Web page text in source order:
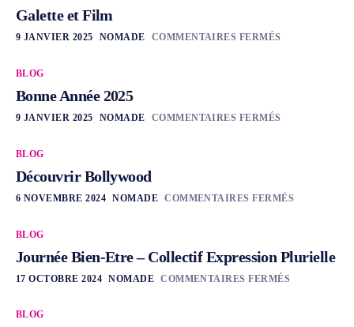
Galette et Film
9 JANVIER 2025 NOMADE COMMENTAIRES FERMÉS
BLOG
Bonne Année 2025
9 JANVIER 2025 NOMADE COMMENTAIRES FERMÉS
BLOG
Découvrir Bollywood
6 NOVEMBRE 2024 NOMADE COMMENTAIRES FERMÉS
BLOG
Journée Bien-Etre – Collectif Expression Plurielle
17 OCTOBRE 2024 NOMADE COMMENTAIRES FERMÉS
BLOG